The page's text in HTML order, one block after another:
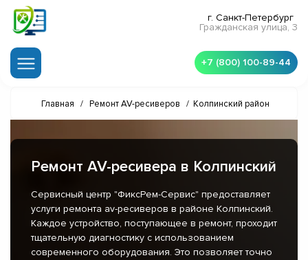
г. Санкт-Петербург
Гражданская улица, 3
+7 (800) 100-89-44
Главная / Ремонт AV-ресиверов / Колпинский район
Ремонт AV-ресивера в Колпинский
Сервисный центр "ФиксРем-Сервис" предоставляет
услуги ремонта av-ресиверов в районе Колпинский.
Каждое устройство, поступающее в ремонт, проходит
тщательную диагностику с использованием
современного оборудования. Это позволяет точно